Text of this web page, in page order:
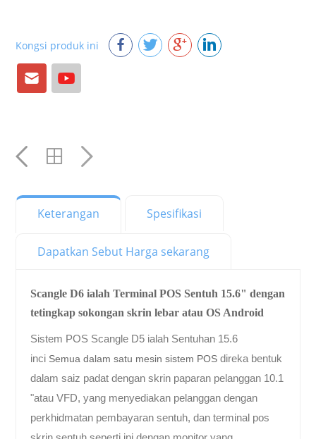
Kongsi produk ini
Keterangan Spesifikasi
Dapatkan Sebut Harga sekarang
Scangle D6 ialah Terminal POS Sentuh 15.6" dengan
tetingkap sokongan skrin lebar atau OS Android
Sistem POS Scangle D5 ialah Sentuhan 15.6
inci Semua dalam satu mesin sistem POS direka bentuk
dalam saiz padat dengan skrin paparan pelanggan 10.1
"atau VFD, yang menyediakan pelanggan dengan
perkhidmatan pembayaran sentuh, dan terminal pos